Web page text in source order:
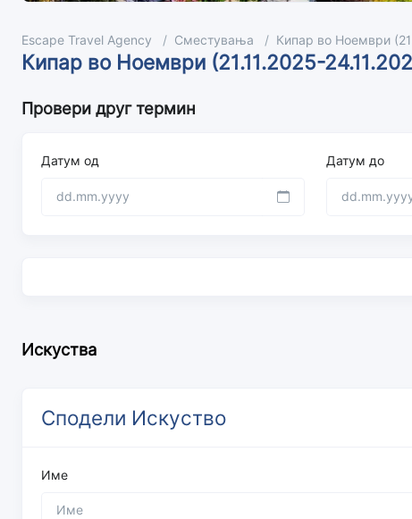
Escape Travel Agency Сместувања Кипар во Ноември
Кипар во Ноември (21.11.2025-
Провери друг термин
Датум од Датум до
Искуства
Сподели Искуство
Име